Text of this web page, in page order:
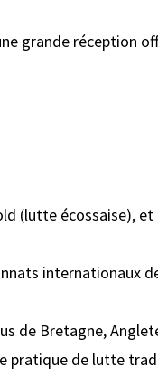
grande réception
(lutte écossaise), et
internationaux
de Bretagne,
pratique de lutte